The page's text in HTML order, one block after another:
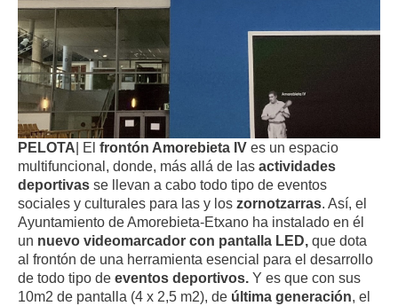
PELOTA| El frontón Amorebieta IV es un espacio
multifuncional, donde, más allá de las actividades
deportivas se llevan a cabo todo tipo de eventos
sociales y culturales para las y los zornotzarras. Así, el
Ayuntamiento de Amorebieta-Etxano ha instalado en él
un nuevo videomarcador con pantalla LED, que dota
al frontón de una herramienta esencial para el desarrollo
de todo tipo de eventos deportivos. Y es que con sus
10m2 de pantalla (4 x 2,5 m2), de última generación, el